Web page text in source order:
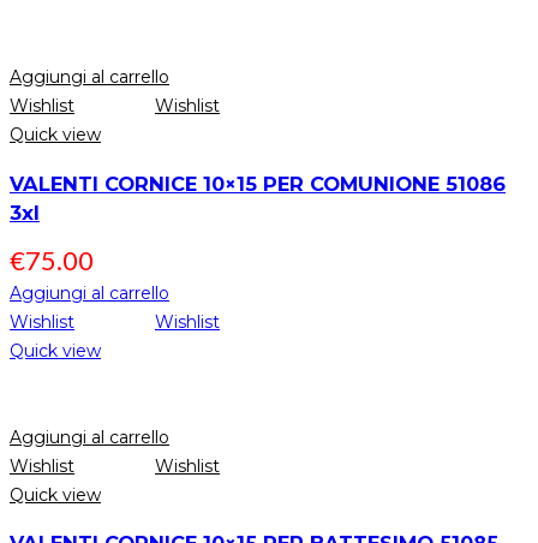
Aggiungi al carrello
Wishlist
Wishlist
Quick view
VALENTI CORNICE 10×15 PER COMUNIONE 51086
3xl
€75.00
Aggiungi al carrello
Wishlist
Wishlist
Quick view
Aggiungi al carrello
Wishlist
Wishlist
Quick view